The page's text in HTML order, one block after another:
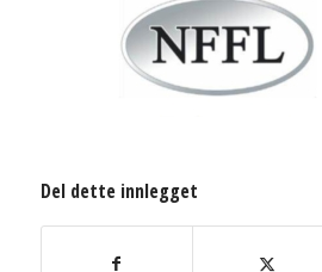
Del dette innlegget